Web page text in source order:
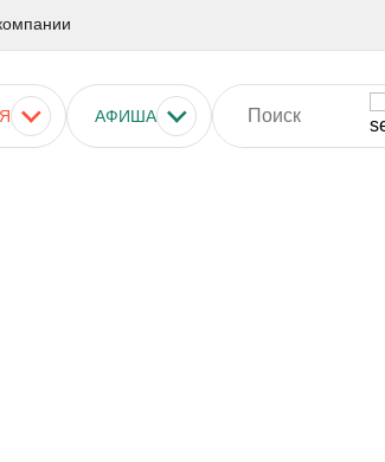
АФИША